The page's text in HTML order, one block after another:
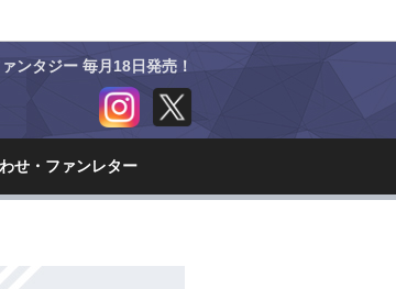
ンタジー 毎月18日発売！
せ・ ファンレター